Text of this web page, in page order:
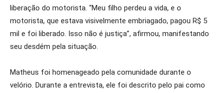
liberação do motorista. “Meu filho perdeu a vida, e o
motorista, que estava visivelmente embriagado, pagou R$ 5
mil e foi liberado. Isso não é justiça”, afirmou, manifestando
seu desdém pela situação.
Matheus foi homenageado pela comunidade durante o
velório. Durante a entrevista, ele foi descrito pelo pai como